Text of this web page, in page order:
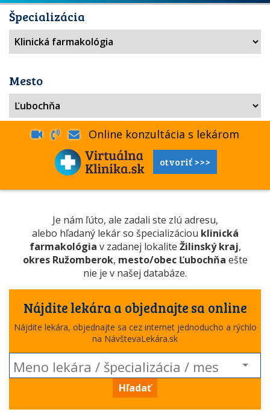
Špecializácia
Mesto
Online konzultácia s lekárom
otvoriť >>>
Je nám ľúto, ale zadali ste zlú adresu,
alebo hľadaný lekár so špecializáciou klinická
farmakológia v zadanej lokalite Žilinský kraj,
okres Ružomberok, mesto/obec Ľubochňa ešte
nie je v našej databáze.
Nájdite lekára a objednajte sa online
Nájdite lekára, objednajte sa cez internet jednoducho a rýchlo
na NávštevaLekára.sk
Hľadať